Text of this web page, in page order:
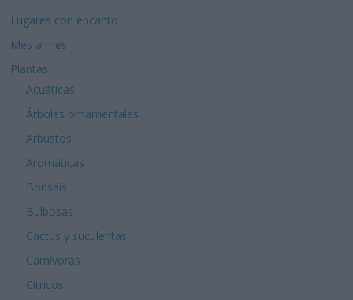
Lugares con encanto
Mes a mes
Plantas
Acuáticas
Árboles ornamentales
Arbustos
Aromáticas
Bonsáis
Bulbosas
Cactus y suculentas
Carnívoras
Cítricos